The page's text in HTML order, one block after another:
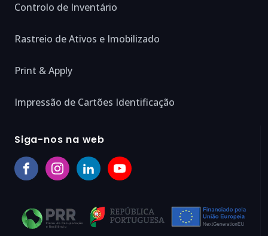
Controlo de Inventário
Rastreio de Ativos e Imobilizado
Print & Apply
Impressão de Cartões Identificação
Siga-nos na web